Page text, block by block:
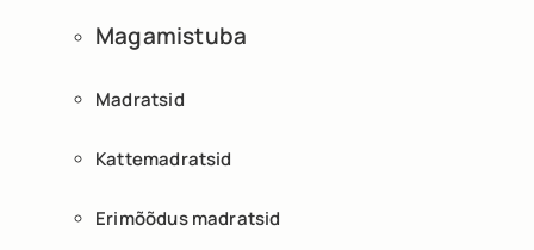
Magamistuba
Madratsid
Kattemadratsid
Erimõõdus madratsid